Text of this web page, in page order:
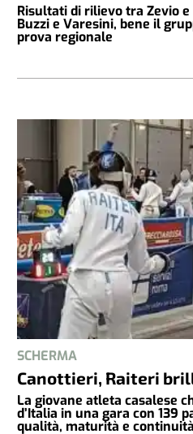
Risultati di rilievo tra Zevio
Buzzi e Varesini, bene il
prova regionale
SCHERMA
Canottieri, Raiteri
La giovane atleta casalese
d’Italia in una gara con 139
qualità, maturità e